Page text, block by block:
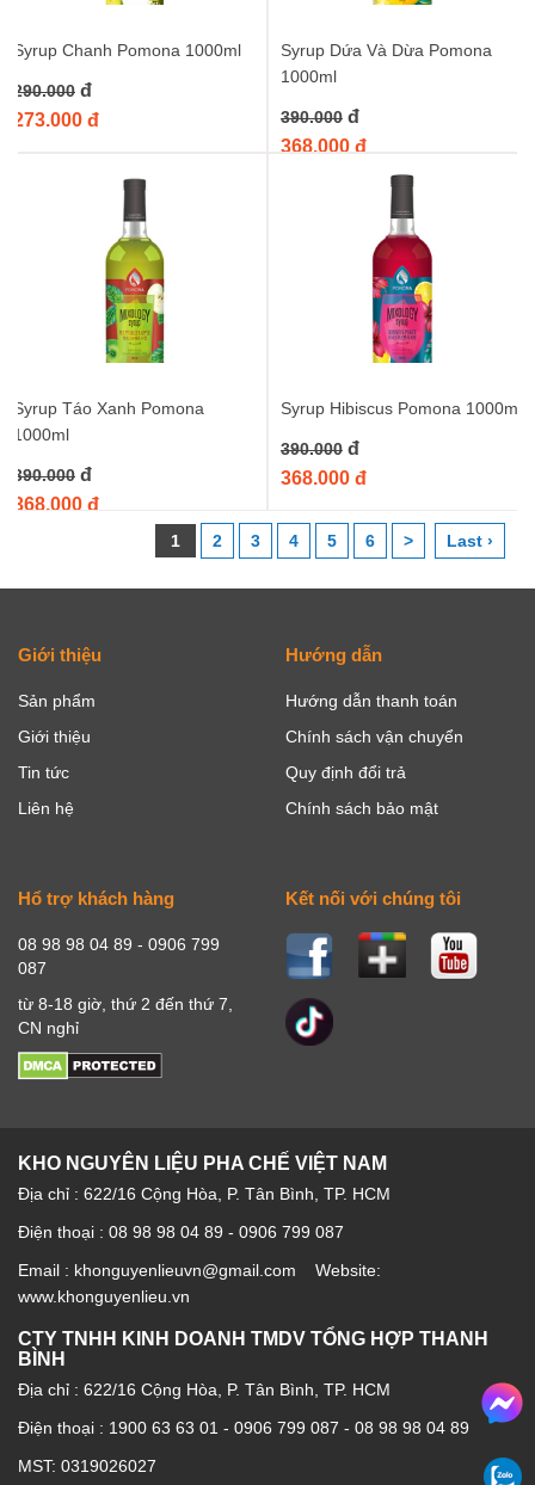
Syrup Chanh Pomona 1000ml
290.000 đ
273.000 đ
Syrup Dứa Và Dừa Pomona
1000ml
390.000 đ
368.000 đ
Syrup Táo Xanh Pomona
1000ml
390.000 đ
368.000 đ
Syrup Hibiscus Pomona 1000ml
390.000 đ
368.000 đ
1 2 3 4 5 6 > Last ›
Giới thiệu
Sản phẩm
Giới thiệu
Tin tức
Liên hệ
Hướng dẫn
Hướng dẫn thanh toán
Chính sách vận chuyển
Quy định đổi trả
Chính sách bảo mật
Hổ trợ khách hàng
08 98 98 04 89 - 0906 799
087
từ 8-18 giờ, thứ 2 đến thứ 7,
CN nghỉ
Kết nối với chúng tôi
KHO NGUYÊN LIỆU PHA CHẾ VIỆT NAM
Địa chỉ : 622/16 Cộng Hòa, P. Tân Bình, TP. HCM
Điện thoại : 08 98 98 04 89 - 0906 799 087
Email : khonguyenlieuvn@gmail.com Website:
www.khonguyenlieu.vn
CTY TNHH KINH DOANH TMDV TỔNG HỢP THANH
BÌNH
Địa chỉ : 622/16 Cộng Hòa, P. Tân Bình, TP. HCM
Điện thoại : 1900 63 63 01 - 0906 799 087 - 08 98 98 04 89
MST: 0319026027